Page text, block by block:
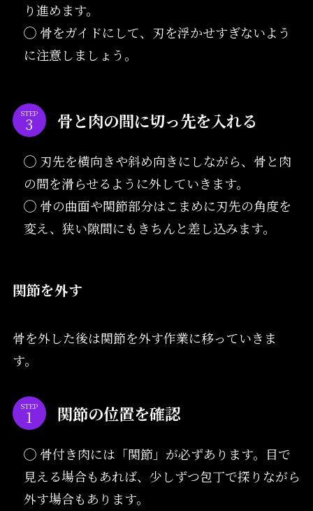
り進めます。
◯ 骨をガイドにして、刃を浮かせすぎないよう
に注意しましょう。
STEP 骨と肉の間に切っ先を入れる
◯ 刃先を横向きや斜め向きにしながら、骨と肉
の間を滑らせるように外していきます。
◯ 骨の曲面や関節部分はこまめに刃先の角度を
変え、狭い隙間にもきちんと差し込みます。
関節を外す
骨を外した後は関節を外す作業に移っていきま
す。
STEP 関節の位置を確認
◯ 骨付き肉には「関節」が必ずあります。目で
見える場合もあれば、少しずつ包丁で探りながら
外す場合もあります。